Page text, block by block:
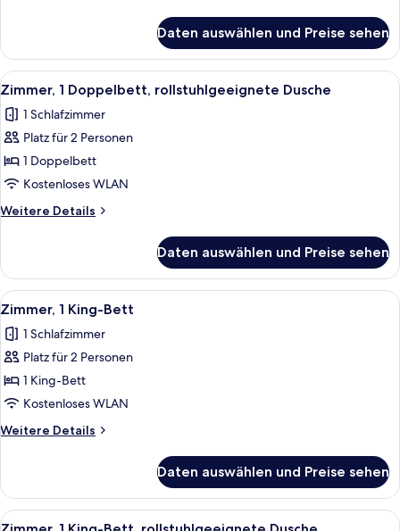
(Roll-
in
Shower)
anzeigen
1
Doppelbett,
Ausstattung
hörgeschädigte
Menschen
in
Shower)
Daten auswählen und Preise sehen
Alle
Fotos
für
Zimmer,
1
Doppelbett,
rollstuhlgeeignete
Dusche
Ein Hotelzimmer mit einem Bett,
4
Zimmer, 1 Doppelbett, rollstuhlgeeignete Dusche
1 Schlafzimmer
Platz für 2 Personen
1 Doppelbett
Kostenloses WLAN
Weitere Details
Weitere
1
Doppelbett,
rollstuhlgeeignete
Daten auswählen und Preise sehen
Alle
Fotos
für
Zimmer,
1 King-
Bett
anzeigen
Ein Hotelzimmer mit Bett,
8
Zimmer, 1 King-Bett
1 Schlafzimmer
Platz für 2 Personen
1 King-Bett
Kostenloses WLAN
Weitere Details
Weitere
1 King-
Bett
Daten auswählen und Preise sehen
Alle
Ein Hotelzimmer mit Bett,
8